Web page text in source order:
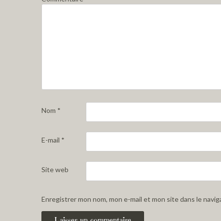
Nom *
E-mail *
Site web
Enregistrer mon nom, mon e-mail et mon site dans le